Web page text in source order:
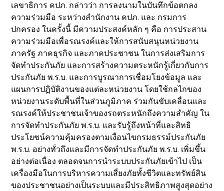
เลขาธิการ คปภ. กล่าวว่า การลงนามในบันทึกข้อตกลง
ความร่วมมือ ระหว่างสำนักงาน คปภ. และ กรมการ
ปกครอง ในครั้งนี้ มีความประสงค์หลัก ๆ คือ การประสาน
ความร่วมมือเพื่อรณรงค์และให้การสนับสนุนหน่วยงาน
ภาครัฐ ภาคธุรกิจ และภาคประชาชน ในการส่งเสริมการ
จัดทำประกันภัย และการสร้างความตระหนักรู้เกี่ยวกับการ
ประกันภัย พ.ร.บ. และการบูรณาการเชื่อมโยงข้อมูล และ
แผนการปฏิบัติงานของแต่ละหน่วยงาน โดยใช้กลไกของ
หน่วยงานระดับพื้นที่ในส่วนภูมิภาค ร่วมกันขับเคลื่อนและ
รณรงค์ให้ประชาชนเจ้าของรถตระหนักถึงความสำคัญ ใน
การจัดทำประกันภัย พ.ร.บ. และรับรู้ถึงหน้าที่และสิทธิ
ประโยชน์ความคุ้มครองตามเงื่อนไขกรมธรรม์ประกันภัย
พ.ร.บ. อย่างทั่วถึงและมีการจัดทำประกันภัย พ.ร.บ. เพิ่มขึ้น
อย่างต่อเนื่อง ตลอดจนการนำระบบประกันภัยเข้าไป เป็น
เครื่องมือในการบริหารความเสี่ยงภัยทั้งชีวิตและทรัพย์สิน
ของประชาชนอย่างเป็นระบบและมีประสิทธิภาพสูงสุดอย่าง